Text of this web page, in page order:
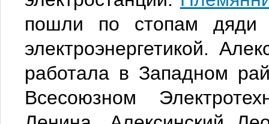
пошли по стопам
электроэнергетикой.
работала в Западном
Всесоюзном